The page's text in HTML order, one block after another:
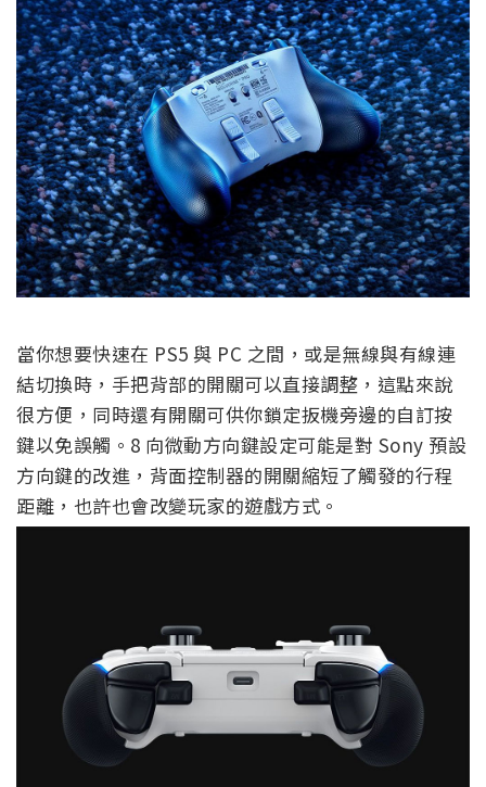
當你想要快速在 PS5 與 PC 之間，或是無線與有線連
結切換時，手把背部的開關可以直接調整，這點來說
很方便，同時還有開關可供你鎖定扳機旁邊的自訂按
鍵以免誤觸。8 向微動方向鍵設定可能是對 Sony 預設
方向鍵的改進，背面控制器的開關縮短了觸發的行程
距離，也許也會改變玩家的遊戲方式。